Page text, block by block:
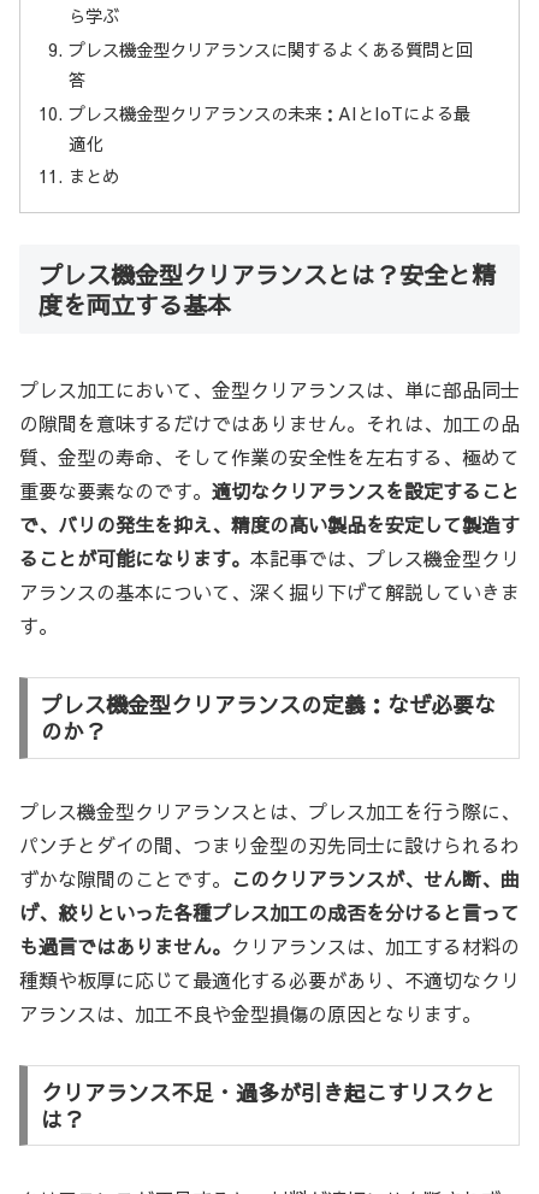
ら学ぶ
プレス機金型クリアランスに関するよくある質問と回
答
プレス機金型クリアランスの未来：AIとIoTによる最
適化
まとめ
プレス機金型クリアランスとは？安全と精
度を両立する基本
プレス加工において、金型クリアランスは、単に部品同士
の隙間を意味するだけではありません。それは、加工の品
質、金型の寿命、そして作業の安全性を左右する、極めて
重要な要素なのです。 適切なクリアランスを設定すること
で、バリの発生を抑え、精度の高い製品を安定して製造す
ることが可能になります。 本記事では、プレス機金型クリ
アランスの基本について、深く掘り下げて解説していきま
す。
プレス機金型クリアランスの定義：なぜ必要な
のか？
プレス機金型クリアランスとは、プレス加工を行う際に、
パンチとダイの間、つまり金型の刃先同士に設けられるわ
ずかな隙間のことです。 このクリアランスが、せん断、曲
げ、絞りといった各種プレス加工の成否を分けると言って
も過言ではありません。 クリアランスは、加工する材料の
種類や板厚に応じて最適化する必要があり、不適切なクリ
アランスは、加工不良や金型損傷の原因となります。
クリアランス不足・過多が引き起こすリスクと
は？